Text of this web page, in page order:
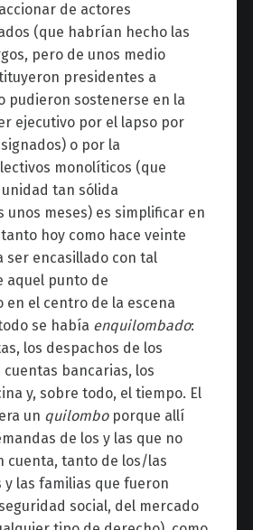
de actores
(que habrían hecho las
pero de unos medio
presidentes a
pudieron sostenerse en la
ejecutivo por el lapso por
o por la
monolíticos (que
tan sólida
unos meses) es simplificar en
hoy como hace veinte
ser encasillado con tal
aquel punto de
en el centro de la escena
se había enquilombado:
los despachos de los
bancarias, los
y, sobre todo, el tiempo. El
un quilombo porque allí
de los y las que no
cuenta, tanto de los/las
y las familias que fueron
social, del mercado